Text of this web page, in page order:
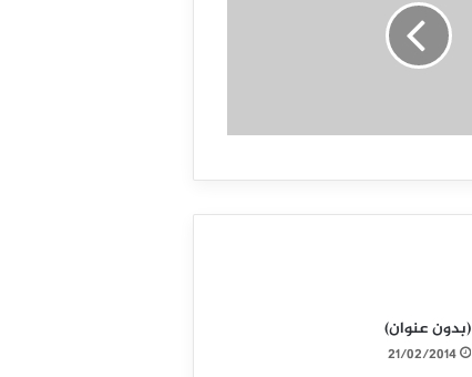
(بدون عنوان)
21/02/2014